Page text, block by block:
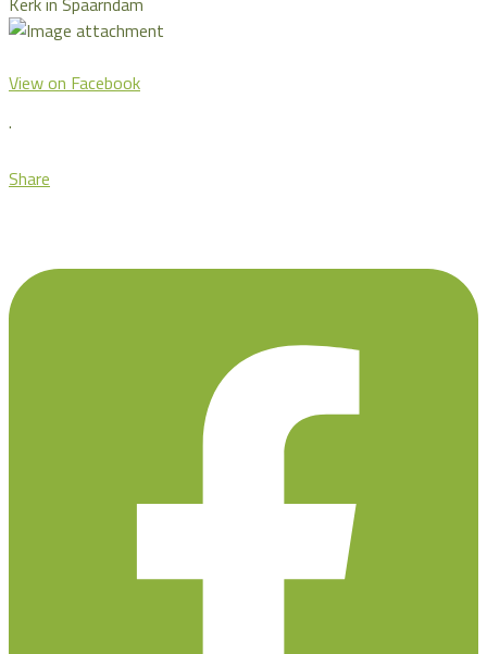
View on Facebook
·
Share